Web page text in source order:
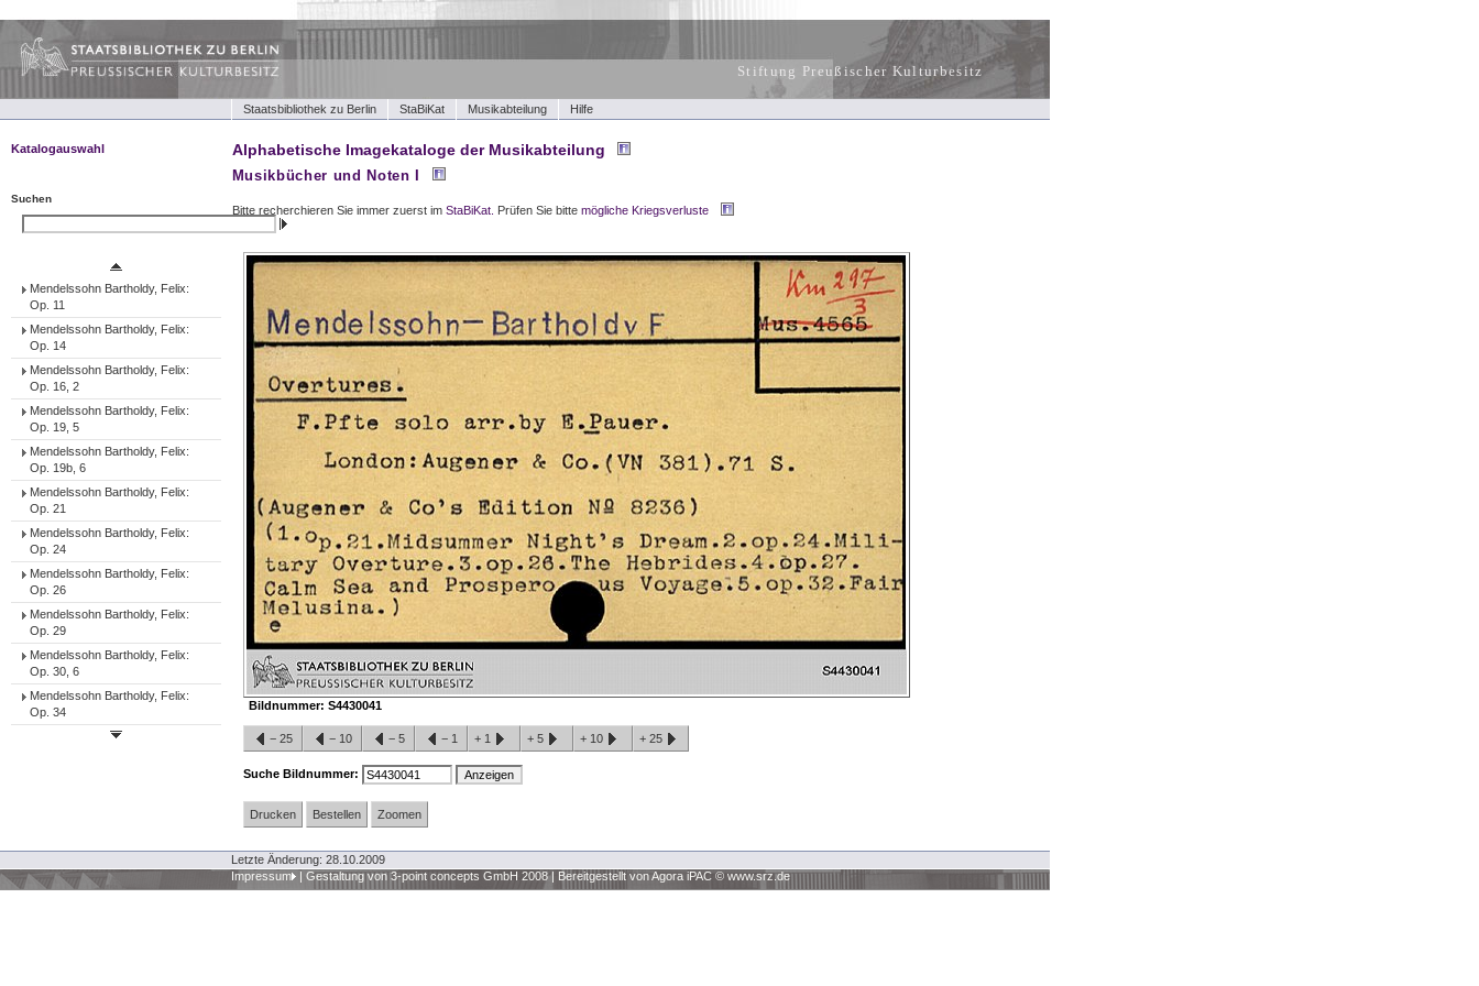
Stiftung Preußischer Kulturbesitz
Staatsbibliothek zu Berlin StaBiKat Musikabteilung Hilfe
Katalogauswahl
Tonträger (Werke)
Tonträger (Interpreten)
Suchen
Mendelssohn Bartholdy, Felix:
Op. 11
Mendelssohn Bartholdy, Felix:
Op. 14
Mendelssohn Bartholdy, Felix:
Op. 16, 2
Mendelssohn Bartholdy, Felix:
Op. 19, 5
Mendelssohn Bartholdy, Felix:
Op. 19b, 6
Mendelssohn Bartholdy, Felix:
Op. 21
Mendelssohn Bartholdy, Felix:
Op. 24
Mendelssohn Bartholdy, Felix:
Op. 26
Mendelssohn Bartholdy, Felix:
Op. 29
Mendelssohn Bartholdy, Felix:
Op. 30, 6
Mendelssohn Bartholdy, Felix:
Op. 34
Alphabetische Imagekataloge der Musikabteilung
Musikbücher und Noten I
Bitte recherchieren Sie immer zuerst im StaBiKat. Prüfen Sie bitte mögliche Kriegsverluste
Bildnummer:S4430041
− 25 − 10 − 5 − 1 + 1 + 5 + 10 + 25
Suche Bildnummer:
Drucken Bestellen Zoomen
Letzte Änderung: 28.10.2009
Impressum
Gestaltung von 3-point concepts GmbH 2008 | Bereitgestellt von Agora iPAC © www.srz.de